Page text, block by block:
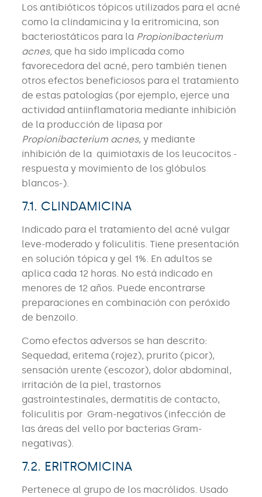
Los antibióticos tópicos utilizados para el acné
como la clindamicina y la eritromicina, son
bacteriostáticos para la Propionibacterium
acnes, que ha sido implicada como
favorecedora del acné, pero también tienen
otros efectos beneficiosos para el tratamiento
de estas patologías (por ejemplo, ejerce una
actividad antiinflamatoria mediante inhibición
de la producción de lipasa por
Propionibacterium acnes, y mediante
inhibición de la quimiotaxis de los leucocitos -
respuesta y movimiento de los glóbulos
blancos-).
7.1. CLINDAMICINA
Indicado para el tratamiento del acné vulgar
leve-moderado y foliculitis. Tiene presentación
en solución tópica y gel 1%. En adultos se
aplica cada 12 horas. No está indicado en
menores de 12 años. Puede encontrarse
preparaciones en combinación con peróxido
de benzoilo.
Como efectos adversos se han descrito:
Sequedad, eritema (rojez), prurito (picor),
sensación urente (escozor), dolor abdominal,
irritación de la piel, trastornos
gastrointestinales, dermatitis de contacto,
foliculitis por Gram-negativos (infección de
las áreas del vello por bacterias Gram-
negativas).
7.2. ERITROMICINA
Pertenece al grupo de los macrólidos. Usado